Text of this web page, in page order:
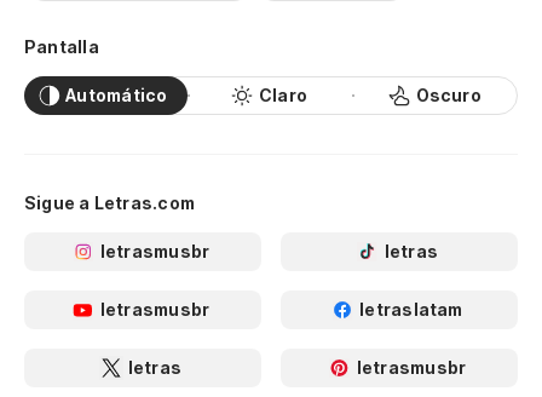
Pantalla
Automático Claro Oscuro
Sigue a Letras.com
letrasmusbr letras
letrasmusbr letraslatam
letras letrasmusbr